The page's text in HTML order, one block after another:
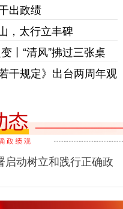
出政绩
，太行立丰碑
丨“清风”拂过三张桌
干规定》出台两周年观
动树立和践行正确政